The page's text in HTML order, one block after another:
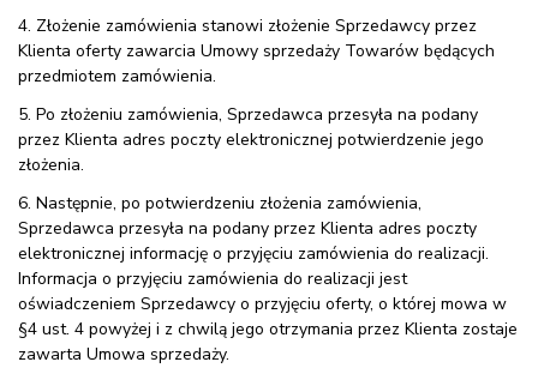
4. Złożenie zamówienia stanowi złożenie Sprzedawcy przez
Klienta oferty zawarcia Umowy sprzedaży Towarów będących
przedmiotem zamówienia.
5. Po złożeniu zamówienia, Sprzedawca przesyła na podany
przez Klienta adres poczty elektronicznej potwierdzenie jego
złożenia.
6. Następnie, po potwierdzeniu złożenia zamówienia,
Sprzedawca przesyła na podany przez Klienta adres poczty
elektronicznej informację o przyjęciu zamówienia do realizacji.
Informacja o przyjęciu zamówienia do realizacji jest
oświadczeniem Sprzedawcy o przyjęciu oferty, o której mowa w
§4 ust. 4 powyżej i z chwilą jego otrzymania przez Klienta zostaje
zawarta Umowa sprzedaży.